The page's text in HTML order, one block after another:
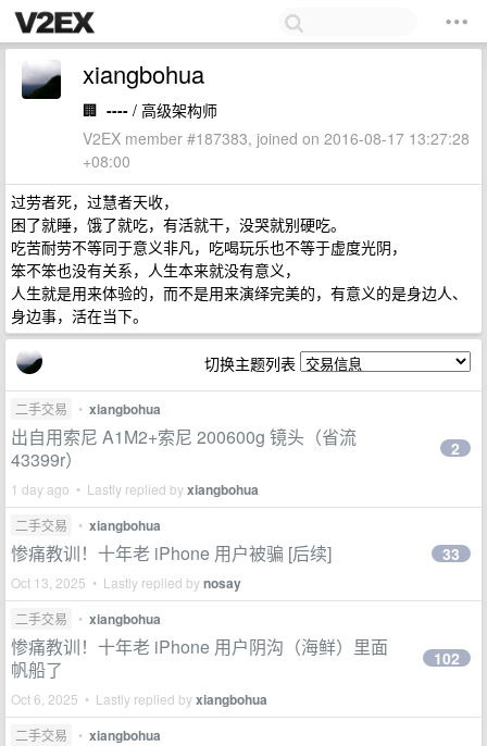
xiangbohua
🏢 ---- / 高级架构师
V2EX member #187383, joined on 2016-08-17 13:27:28
+08:00
过劳者死，过慧者天收，
困了就睡，饿了就吃，有活就干，没哭就别硬吃。
吃苦耐劳不等同于意义非凡，吃喝玩乐也不等于虚度光阴，
笨不笨也没有关系，人生本来就没有意义，
人生就是用来体验的，而不是用来演绎完美的，有意义的是身边人、
身边事，活在当下。
切换主题列表
二手交易 • xiangbohua
出自用索尼 A1M2+索尼 200600g 镜头（省流
43399r）
1 day ago • Lastly replied byxiangbohua
2
二手交易 • xiangbohua
惨痛教训！十年老 iPhone 用户被骗 [后续]
Oct 13, 2025 • Lastly replied bynosay
33
二手交易 • xiangbohua
惨痛教训！十年老 iPhone 用户阴沟（海鲜）里面
帆船了
Oct 6, 2025 • Lastly replied byxiangbohua
102
二手交易 • xiangbohua